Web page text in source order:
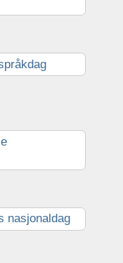
nasjonaldag